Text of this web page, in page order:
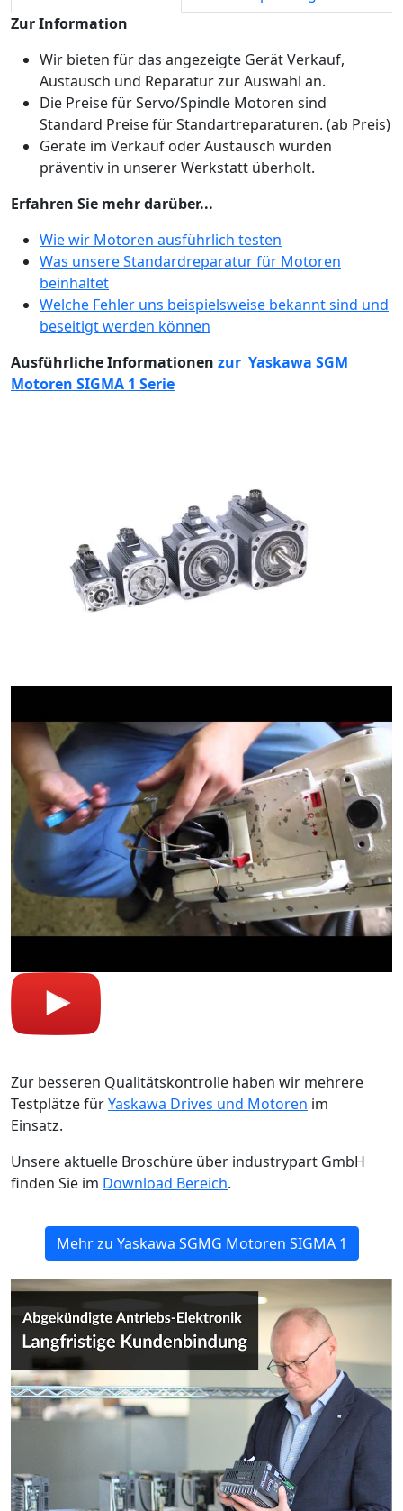
Zur Information
Wir bieten für das angezeigte Gerät Verkauf,
Austausch und Reparatur zur Auswahl an.
Die Preise für Servo/Spindle Motoren sind
Standard Preise für Standartreparaturen. (ab Preis)
Geräte im Verkauf oder Austausch wurden
präventiv in unserer Werkstatt überholt.
Erfahren Sie mehr darüber...
Wie wir Motoren ausführlich testen
Was unsere Standardreparatur für Motoren
beinhaltet
Welche Fehler uns beispielsweise bekannt sind und
beseitigt werden können
Ausführliche Informationen zur Yaskawa SGM
Motoren SIGMA 1 Serie
Zur besseren Qualitätskontrolle haben wir mehrere
Testplätze fürYaskawa Drives und Motoren im
Einsatz.
Unsere aktuelle Broschüre über industrypart GmbH
finden Sie im Download Bereich.
Mehr zu Yaskawa SGMG Motoren SIGMA 1